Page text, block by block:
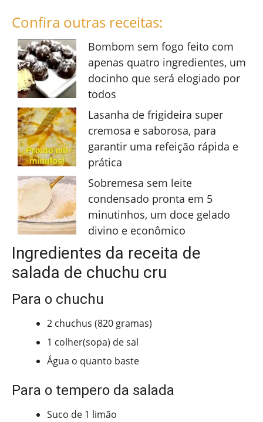
Confira outras receitas:
Bombom sem fogo feito com
apenas quatro ingredientes, um
docinho que será elogiado por
todos
Lasanha de frigideira super
cremosa e saborosa, para
garantir uma refeição rápida e
prática
Sobremesa sem leite
condensado pronta em 5
minutinhos, um doce gelado
divino e econômico
Ingredientes da receita de
salada de chuchu cru
Para o chuchu
2 chuchus (820 gramas)
1 colher(sopa) de sal
Água o quanto baste
Para o tempero da salada
Suco de 1 limão